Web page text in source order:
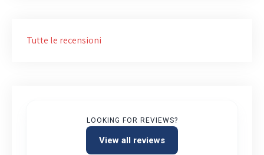
Tutte le recensioni
LOOKING FOR REVIEWS?
View all reviews